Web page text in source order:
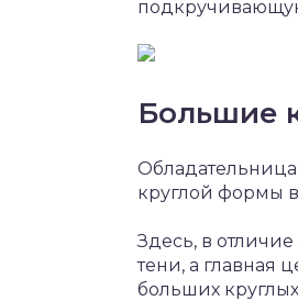
Большие
круглой формы
Здесь, в
тени, а главная
больших